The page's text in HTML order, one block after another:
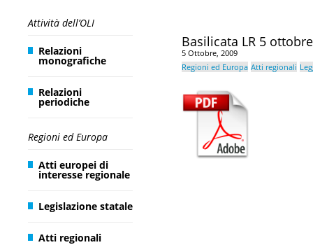
Attività dell’OLI
Relazioni
monografiche
Relazioni
periodiche
Regioni ed Europa
Atti europei di
interesse regionale
Legislazione statale
Atti regionali
Basilicata LR 5
5 Ottobre, 2009
Regioni ed Europa Atti regionali